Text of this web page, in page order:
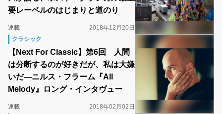
要レーベルのはじまりと道のり
連載
2018年12月20日
クラシック
【Next For Classic】第6回 人間
は分断するのが好きだが、私は大嫌
いだ―ニルス・フラーム『All
Melody』ロング・インタヴュー
連載
2018年02月02日